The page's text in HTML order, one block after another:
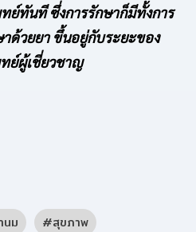
ทันที ซึ่งการรักษาก็มีทั้งการ
ด้วยยา ขึ้นอยู่กับระยะของ
ย์ผู้เชี่ยวชาญ
นม สุขภาพ